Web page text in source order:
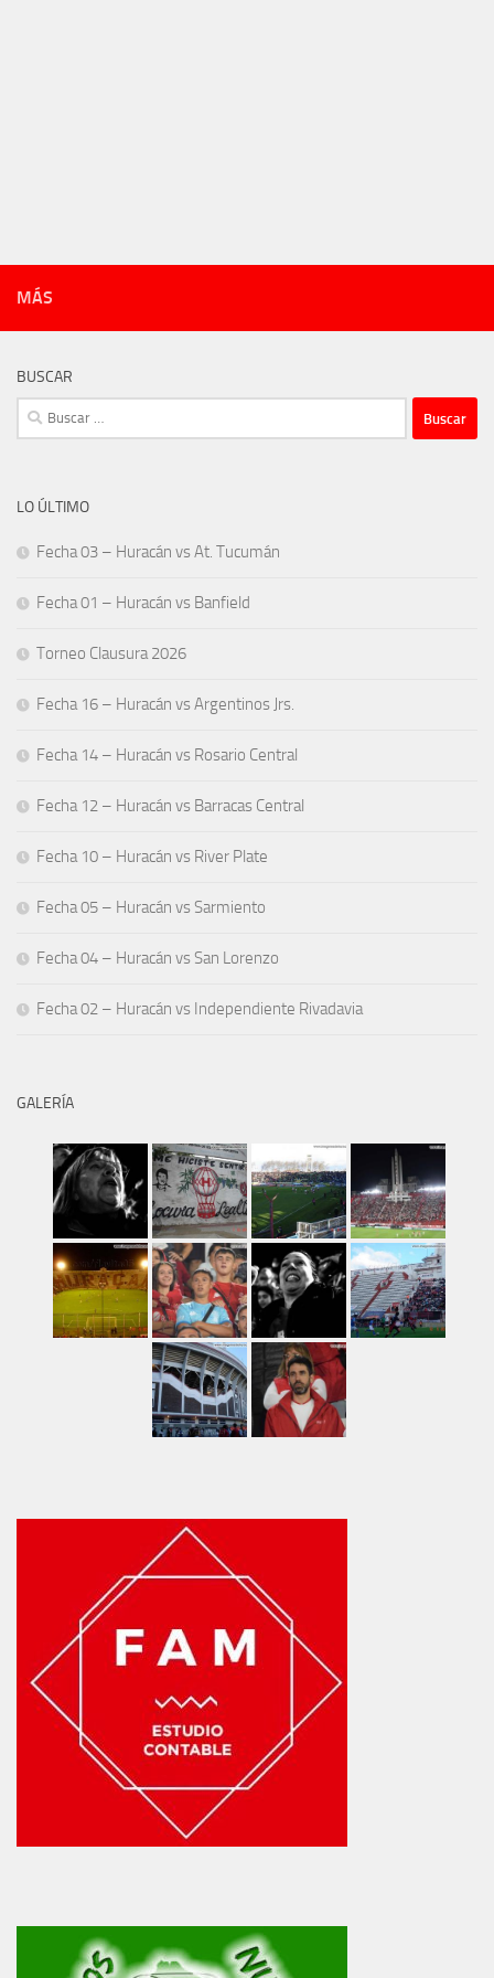
MÁS
BUSCAR
Buscar:
LO ÚLTIMO
Fecha 03 – Huracán vs At. Tucumán
Fecha 01 – Huracán vs Banfield
Torneo Clausura 2026
Fecha 16 – Huracán vs Argentinos Jrs.
Fecha 14 – Huracán vs Rosario Central
Fecha 12 – Huracán vs Barracas Central
Fecha 10 – Huracán vs River Plate
Fecha 05 – Huracán vs Sarmiento
Fecha 04 – Huracán vs San Lorenzo
Fecha 02 – Huracán vs Independiente Rivadavia
GALERÍA